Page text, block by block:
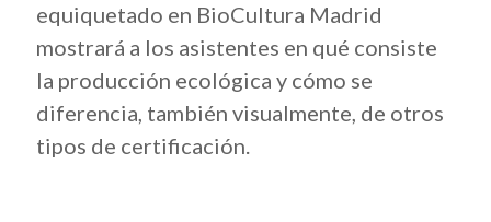
equiquetado en BioCultura Madrid
mostrará a los asistentes en qué consiste
la producción ecológica y cómo se
diferencia, también visualmente, de otros
tipos de certificación.